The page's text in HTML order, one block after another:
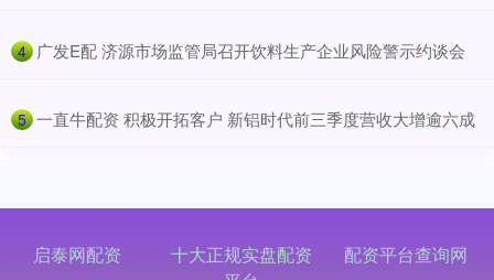
4 ​广发E配 济源市场监管局召开饮料生产企业风险警示约谈会
5 ​一直牛配资 积极开拓客户 新铝时代前三季度营收大增逾六成
启泰网配资
十大正规实盘配资
配资平台查询网